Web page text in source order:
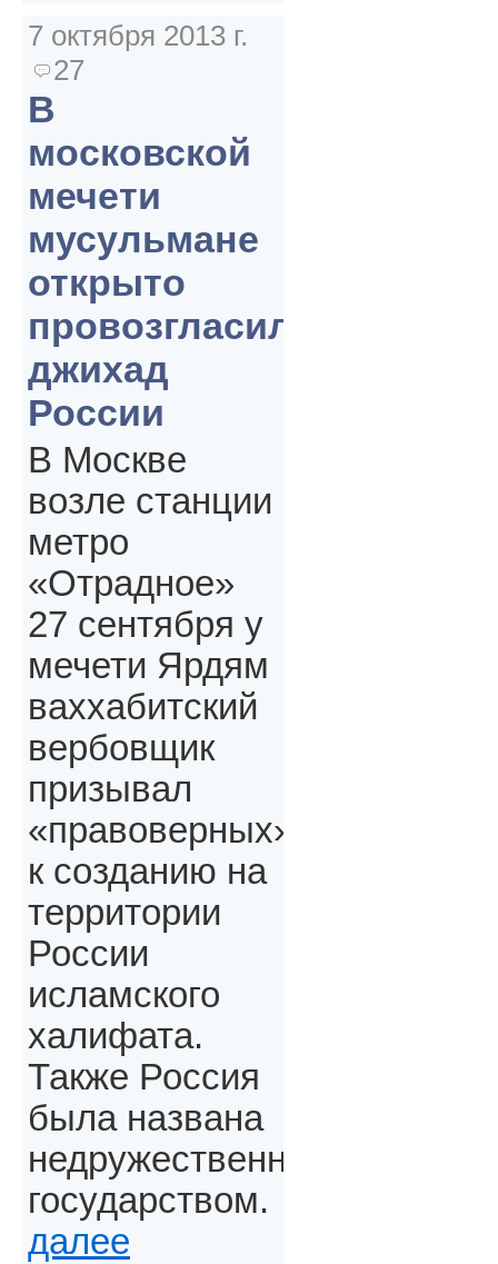
7 октября 2013 г.
27
В
московской
мечети
мусульмане
открыто
провозгласили
джихад
России
В Москве
возле станции
метро
«Отрадное»
27 сентября у
мечети Ярдям
ваххабитский
вербовщик
призывал
«правоверных»,
к созданию на
территории
России
исламского
халифата.
Также Россия
была названа
недружественным
государством.
далее